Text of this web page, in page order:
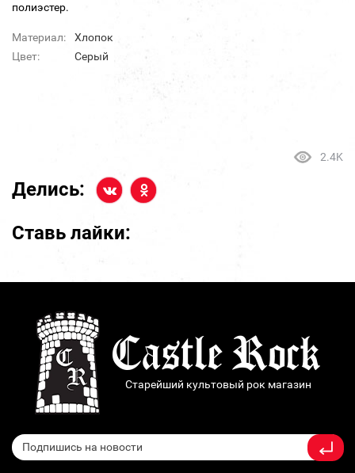
полиэстер.
Материал:
Хлопок
Цвет:
Серый
2.4K
Делись:
Ставь лайки:
Старейший культовый рок магазин